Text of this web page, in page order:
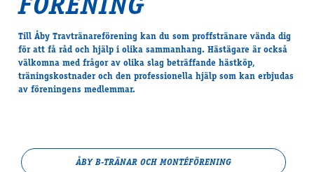
FÖRENING
Till Åby Travtränare­förening kan du som proffstränare vända dig
för att få råd och hjälp i olika sammanhang. Hästägare är också
välkomna med frågor av olika slag beträffande hästköp,
träningskostnader och den professionella hjälp som kan erbjudas
av föreningens medlemmar.
ÅBY B-TRÄNAR OCH MONTÉFÖRENING